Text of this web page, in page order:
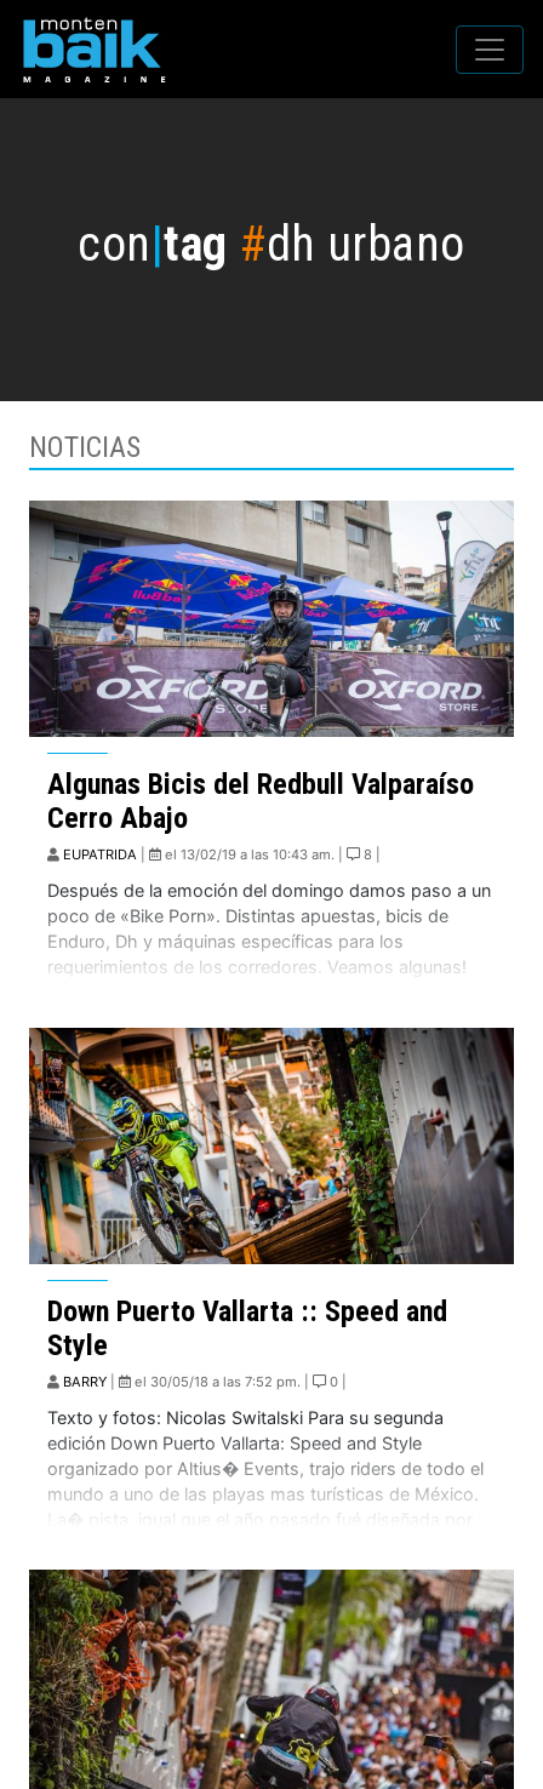
con|tag #dh urbano
NOTICIAS
Algunas Bicis del Redbull Valparaíso
Cerro Abajo
EUPATRIDA el 13/02/19 a las 10:43 am. | 8 |
Después de la emoción del domingo damos paso a un
poco de «Bike Porn». Distintas apuestas, bicis de
Enduro, Dh y máquinas específicas para los
requerimientos de los corredores. Veamos algunas!
Down Puerto Vallarta :: Speed and
Style
BARRY el 30/05/18 a las 7:52 pm. | 0 |
Texto y fotos: Nicolas Switalski Para su segunda
edición Down Puerto Vallarta: Speed and Style
organizado por Altius� Events, trajo riders de todo el
mundo a uno de las playas mas turísticas de México.
La� pista, igual que el año pasado fué diseñada por
Faiclough añadiendo algunas […]